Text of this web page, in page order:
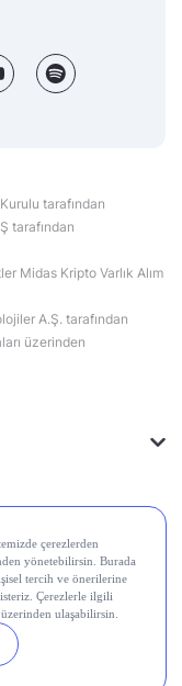
tarafından
tarafından
Midas Kripto Varlık Alım
A.Ş. tarafından
üzerinden